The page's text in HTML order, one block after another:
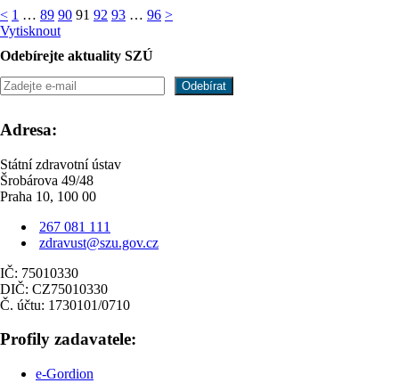
< 1 … 89 90 91 92 93 … 96 >
Vytisknout
Odebírejte aktuality SZÚ
Adresa:
Státní zdravotní ústav
Šrobárova 49/48
Praha 10, 100 00
267 081 111
zdravust@szu.gov.cz
IČ: 75010330
DIČ: CZ75010330
Č. účtu: 1730101/0710
Profily zadavatele:
e-Gordion